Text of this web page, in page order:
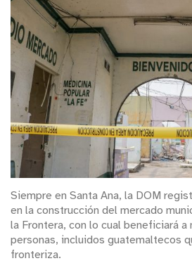
Siempre en Santa Ana, la DOM
en la construcción del mercado
la Frontera, con lo cual beneficiará
personas, incluidos guatemaltecos
fronteriza.